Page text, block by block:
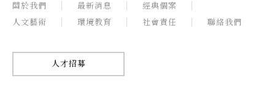
關於我們 最新消息
經典個案
人文藝術
環境教育 社會責任 聯絡我們
人才招募